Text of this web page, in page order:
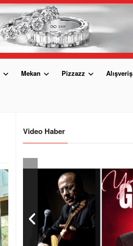
Mekan Pizzazz Alışveriş
Video Haber